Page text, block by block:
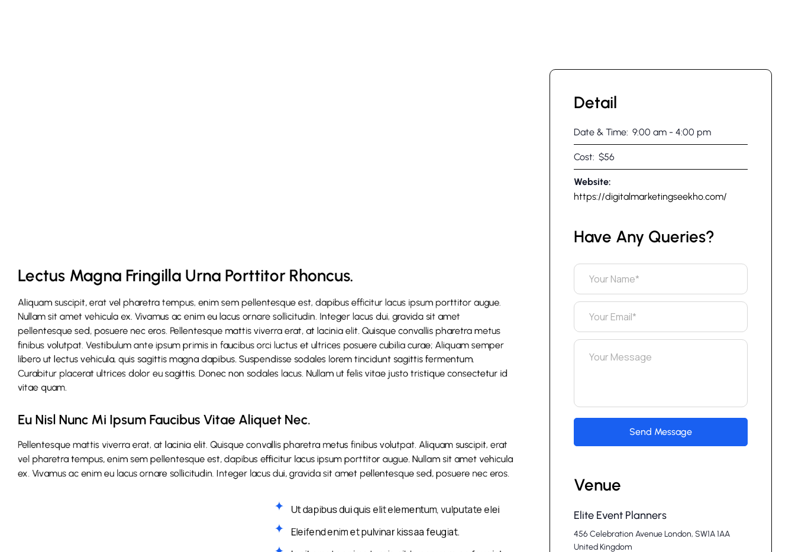
Lectus Magna Fringilla Urna Porttitor Rhoncus.
Aliquam suscipit, erat vel pharetra tempus, enim sem pellentesque est, dapibus efficitur lacus ipsum porttitor augue.
Nullam sit amet vehicula ex. Vivamus ac enim eu lacus ornare sollicitudin. Integer lacus dui, gravida sit amet
pellentesque sed, posuere nec eros. Pellentesque mattis viverra erat, at lacinia elit. Quisque convallis pharetra metus
finibus volutpat. Vestibulum ante ipsum primis in faucibus orci luctus et ultrices posuere cubilia curae; Aliquam semper
libero ut lectus vehicula, quis sagittis magna dapibus. Suspendisse sodales lorem tincidunt sagittis fermentum.
Curabitur placerat ultrices dolor eu sagittis. Donec non sodales lacus. Nullam ut felis vitae justo tristique consectetur id
vitae quam.
Eu Nisl Nunc Mi Ipsum Faucibus Vitae Aliquet Nec.
Pellentesque mattis viverra erat, at lacinia elit. Quisque convallis pharetra metus finibus volutpat. Aliquam suscipit, erat
vel pharetra tempus, enim sem pellentesque est, dapibus efficitur lacus ipsum porttitor augue. Nullam sit amet vehicula
ex. Vivamus ac enim eu lacus ornare sollicitudin. Integer lacus dui, gravida sit amet pellentesque sed, posuere nec eros.
Ut dapibus dui quis elit elementum, vulputate elei
Eleifend enim et pulvinar kissaa feugiat.
Detail
Date & Time: 9:00 am - 4:00 pm
Cost: $56
Website:
https://digitalmarketingseekho.com/
Have Any Queries?
Venue
Elite Event Planners
456 Celebration Avenue London, SW1A 1AA
United Kingdom